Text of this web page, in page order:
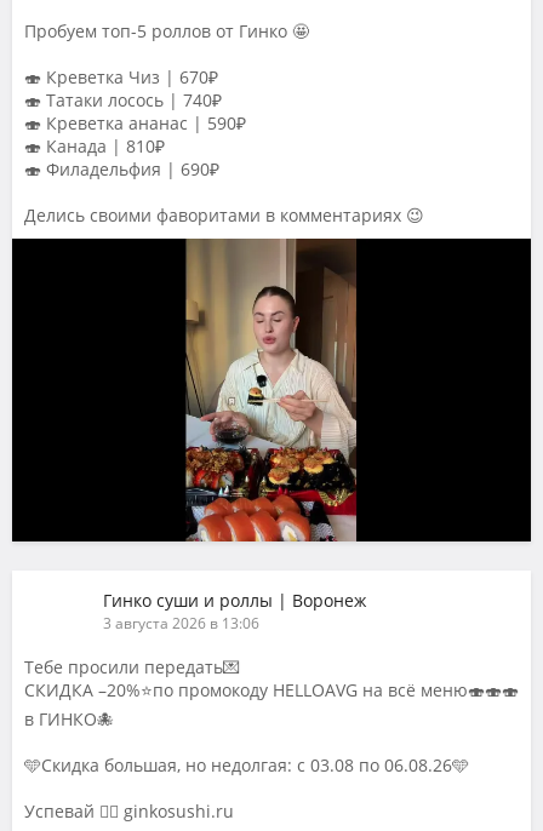
Пробуем топ-5 роллов от Гинко 🤩
🍣 Креветка Чиз | 670₽
🍣 Татаки лосось | 740₽
🍣 Креветка ананас | 590₽
🍣 Канада | 810₽
🍣 Филадельфия | 690₽
Делись своими фаворитами в комментариях 😉
Гинко суши и роллы | Воронеж
3 августа 2026 в 13:06
Тебе просили передать💌
СКИДКА –20%⭐️по промокоду HELLOAVG на всё меню🍣🍣🍣
в ГИНКО🐙
🩵Скидка большая, но недолгая: с 03.08 по 06.08.26🩵
Успевай 👉🏻 ginkosushi.ru